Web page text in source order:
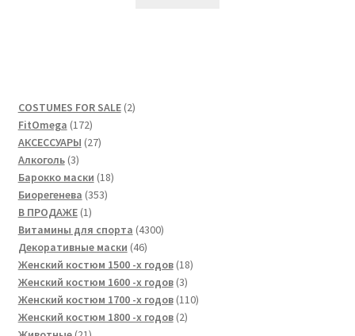
COSTUMES FOR SALE 22
FitOmega 172172
товара
АКСЕССУАРЫ 2727
Алкоголь 33
товара
Барокко маски 1818
Биорегенева 353353
В ПРОДАЖЕ 11
товар
Витамины для спорта 43004300
Декоративные маски 4646
товаров
Женский костюм 1500 -х годов 1818
Женский костюм 1600 -х годов 33
товара
Женский костюм 1700 -х годов 110110
Женский костюм 1800 -х годов 22